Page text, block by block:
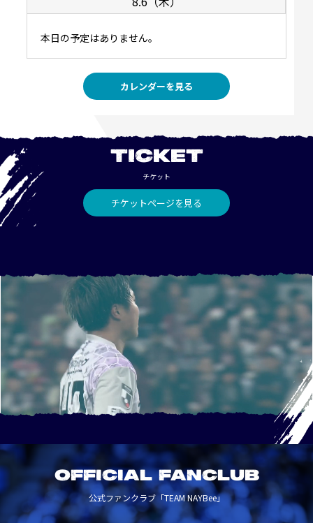
本日の予定はありません。
カレンダーを見る
TICKET
チケット
チケットページを見る
OFFICIAL FANCLUB
公式ファンクラブ「TEAM NAYBee」